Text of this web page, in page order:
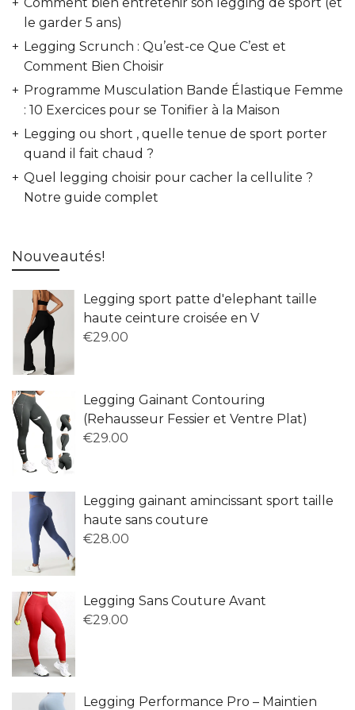
Comment bien entretenir son legging de sport (et
le garder 5 ans)
Legging Scrunch : Qu’est-ce Que C’est et
Comment Bien Choisir
Programme Musculation Bande Élastique Femme
: 10 Exercices pour se Tonifier à la Maison
Legging ou short , quelle tenue de sport porter
quand il fait chaud ?
Quel legging choisir pour cacher la cellulite ?
Notre guide complet
Nouveautés!
Legging sport patte d'elephant taille
haute ceinture croisée en V
€29.00
Legging Gainant Contouring
(Rehausseur Fessier et Ventre Plat)
€29.00
Legging gainant amincissant sport taille
haute sans couture
€28.00
Legging Sans Couture Avant
€29.00
Legging Performance Pro – Maintien